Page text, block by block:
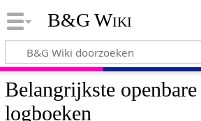
B&G Wiki
Belangrijkste openbare
logboeken